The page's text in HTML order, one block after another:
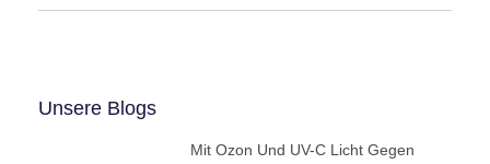
Unsere Blogs
Mit Ozon Und UV-C Licht Gegen